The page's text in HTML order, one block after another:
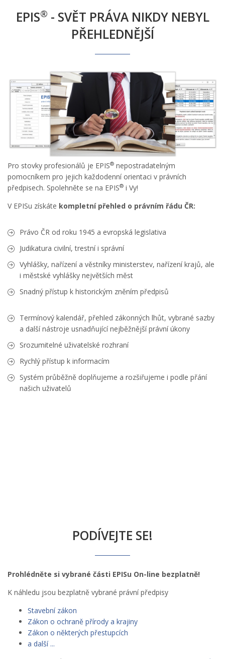
EPIS® - SVĚT PRÁVA NIKDY NEBYL
PŘEHLEDNĚJŠÍ
Pro stovky profesionálů je EPIS® nepostradatelným
pomocníkem pro jejich každodenní orientaci v právních
předpisech. Spolehněte se na EPIS® i Vy!
V EPISu získáte kompletní přehled o právním řádu ČR:
Právo ČR od roku 1945 a evropská legislativa
Judikatura civilní, trestní i správní
Vyhlášky, nařízení a věstníky ministerstev, nařízení krajů, ale
i městské vyhlášky největších měst
Snadný přístup k historickým zněním předpisů
Termínový kalendář, přehled zákonných lhůt, vybrané sazby
a další nástroje usnadňující nejběžnější právní úkony
Srozumitelné uživatelské rozhraní
Rychlý přístup k informacím
Systém průběžně doplňujeme a rozšiřujeme i podle přání
našich uživatelů
PODÍVEJTE SE!
Prohlédněte si vybrané části EPISu On-line bezplatně!
K náhledu jsou bezplatně vybrané právní předpisy
Stavební zákon
Zákon o ochraně přírody a krajiny
Zákon o některých přestupcích
a další ...